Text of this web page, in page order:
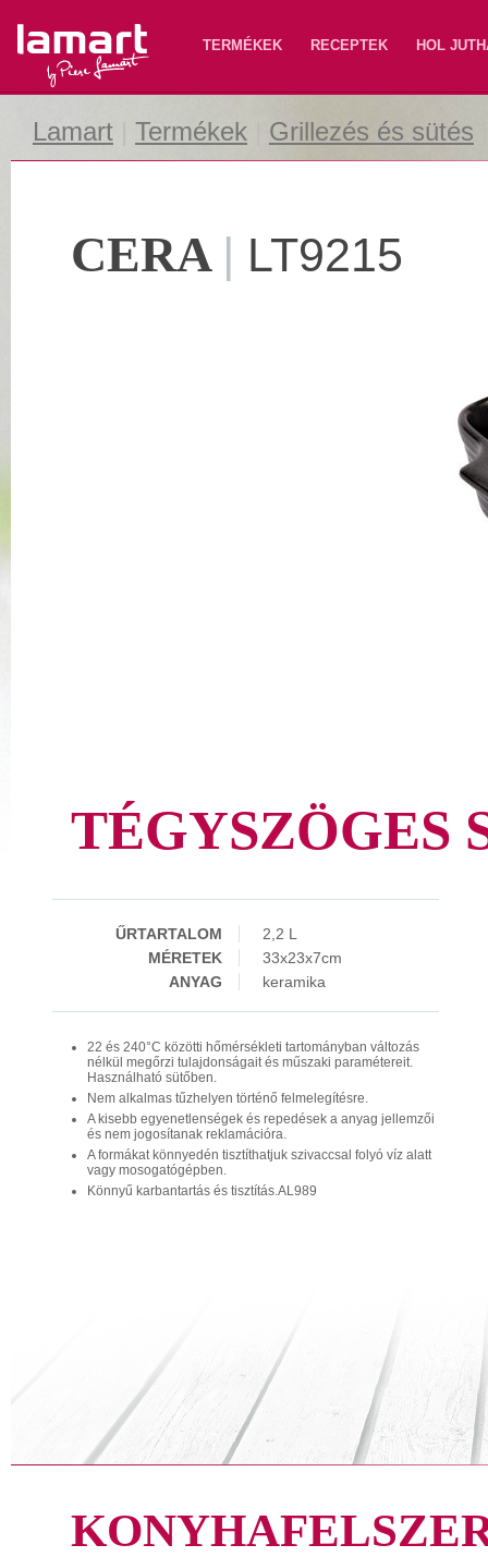
Lamart TERMÉKEK RECEPTEK HOL
Lamart Termékek Grillezés és sütés
CERA | LT9215
TÉGYSZÖGES
ŰRTARTALOM
2,2 L
MÉRETEK
33x23x7cm
ANYAG
keramika
22 és 240°C közötti hőmérsékleti tartományban változás
nélkül megőrzi tulajdonságait és műszaki paramétereit.
Használható sütőben.
Nem alkalmas tűzhelyen történő felmelegítésre.
A kisebb egyenetlenségek és repedések a anyag jellemzői
és nem jogosítanak reklamációra.
A formákat könnyedén tisztíthatjuk szivaccsal folyó víz alatt
vagy mosogatógépben.
Könnyű karbantartás és tisztítás.AL989